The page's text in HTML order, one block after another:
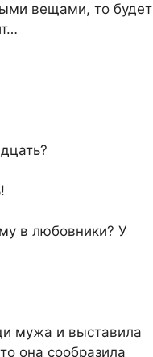
вещами, то будет
в любовники? У
мужа и выставила
она сообразила